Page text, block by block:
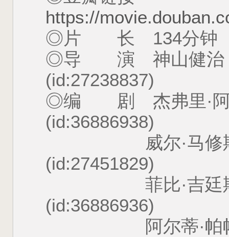
https://
◎片 长 134分钟
◎导 演 神山健治
(id:27238837)
◎编 剧 杰弗里·阿
(id:36886938)
威尔·马修斯
(id:27451829)
菲比·吉廷斯
(id:36886936)
阿尔蒂·帕帕乔